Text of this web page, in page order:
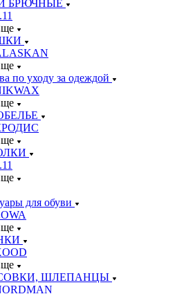
БРЮЧНЫЕ
по уходу за одеждой
для обуви
ШЛЕПАНЦЫ